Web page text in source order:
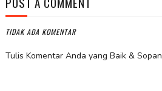
TIDAK ADA KOMENTAR
Tulis Komentar Anda yang Baik & Sopan